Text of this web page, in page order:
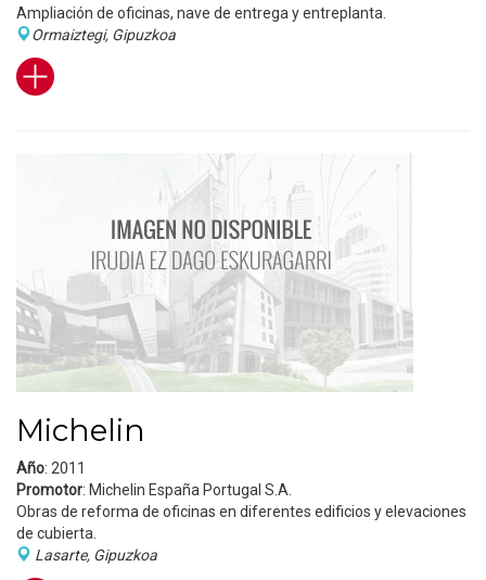
Ampliación de oficinas, nave de entrega y entreplanta.
Ormaiztegi, Gipuzkoa
Michelin
Año: 2011
Promotor: Michelin España Portugal S.A.
Obras de reforma de oficinas en diferentes edificios y elevaciones
de cubierta.
Lasarte, Gipuzkoa